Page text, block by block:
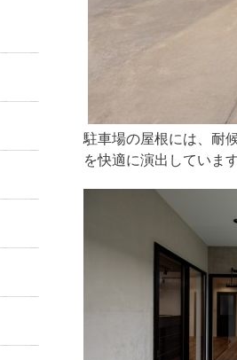
駐車場の屋根には、耐
を快適に演出していま